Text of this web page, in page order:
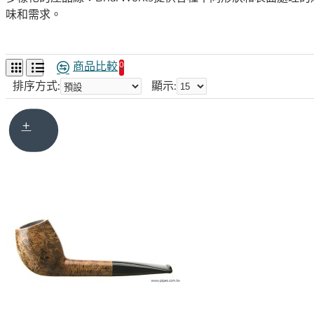
味和需求。
精美的設計：BriarWorks煙斗的設計簡潔大方，風格獨特，每
熟練的匠人：BriarWorks的匠人都是經驗豐富的專業人士，
BriarWorks煙斗品牌的特色是以高品質、優質原料和細緻工
商品比較0
排序方式: 顯示: